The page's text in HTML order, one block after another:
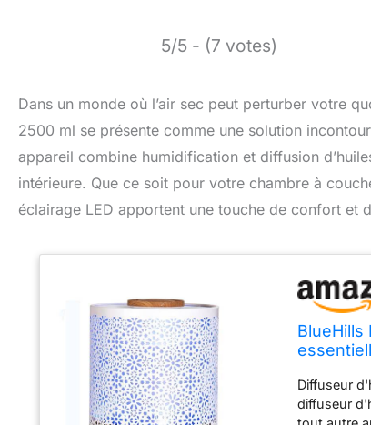
5/5 - (7 votes)
Dans un monde où l’air sec peut perturber votre
2500 ml se présente comme une solution
appareil combine humidification et diffusion
intérieure. Que ce soit pour votre chambre à
éclairage LED apportent une touche de confort et
Diffuseur
diffuseur